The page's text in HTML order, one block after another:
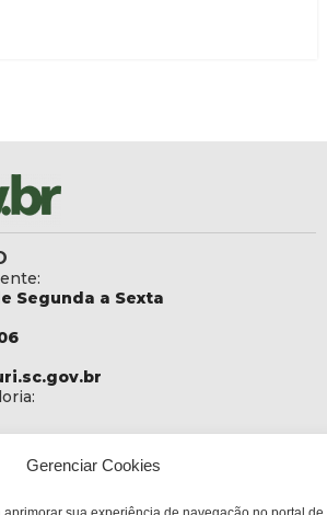
Gerenciar Cookies
Segunda a Sexta
de Estado de Justiça e Reintegração